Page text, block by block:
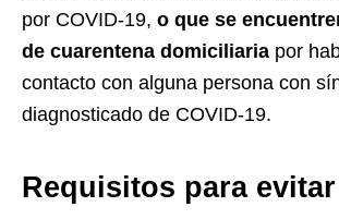
por COVID-19, o que se
de cuarentena domiciliaria por
contacto con alguna persona con
diagnosticado de COVID-19.
Requisitos para evitar